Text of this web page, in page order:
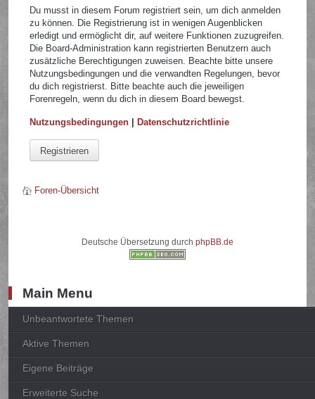
Du musst in diesem Forum registriert sein, um dich anmelden
zu können. Die Registrierung ist in wenigen Augenblicken
erledigt und ermöglicht dir, auf weitere Funktionen zuzugreifen.
Die Board-Administration kann registrierten Benutzern auch
zusätzliche Berechtigungen zuweisen. Beachte bitte unsere
Nutzungsbedingungen und die verwandten Regelungen, bevor
du dich registrierst. Bitte beachte auch die jeweiligen
Forenregeln, wenn du dich in diesem Board bewegst.
Nutzungsbedingungen |Datenschutzrichtlinie
Registrieren
Foren-Übersicht
Deutsche Übersetzung durch phpBB.de
Main Menu
Unbeantwortete Themen
Aktive Themen
Eigene Beiträge
Erweiterte Suche